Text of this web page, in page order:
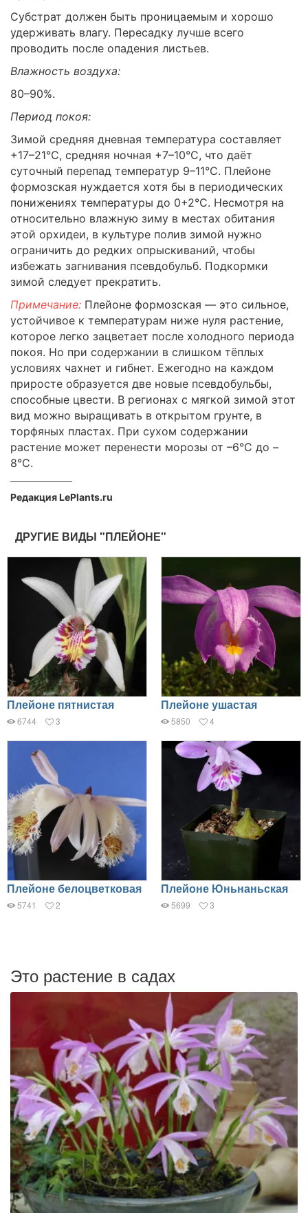
Субстрат должен быть проницаемым и хорошо
удерживать влагу. Пересадку лучше всего
проводить после опадения листьев.
Влажность воздуха:
80–90%.
Период покоя:
Зимой средняя дневная температура составляет
+17–21°C, средняя ночная +7–10°C, что даёт
суточный перепад температур 9–11°C. Плейоне
формозская нуждается хотя бы в периодических
понижениях температуры до 0+2°C. Несмотря на
относительно влажную зиму в местах обитания
этой орхидеи, в культуре полив зимой нужно
ограничить до редких опрыскиваний, чтобы
избежать загнивания псевдобульб. Подкормки
зимой следует прекратить.
Примечание: Плейоне формозская — это сильное,
устойчивое к температурам ниже нуля растение,
которое легко зацветает после холодного периода
покоя. Но при содержании в слишком тёплых
условиях чахнет и гибнет. Ежегодно на каждом
приросте образуется две новые псевдобульбы,
способные цвести. В регионах с мягкой зимой этот
вид можно выращивать в открытом грунте, в
торфяных пластах. При сухом содержании
растение может перенести морозы от –6°C до –
8°C.
Редакция LePlants.ru
ДРУГИЕ ВИДЫ "ПЛЕЙОНЕ"
Плейоне пятнистая
6744 3
Плейоне ушастая
5850 4
Плейоне белоцветковая
5741 2
Плейоне Юньнаньская
5699 3
Это растение в садах